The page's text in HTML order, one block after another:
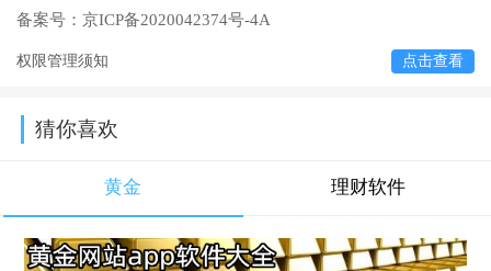
备案号： 京ICP备2020042374号-4A
权限管理须知 点击查看
猜你喜欢
黄金 理财软件